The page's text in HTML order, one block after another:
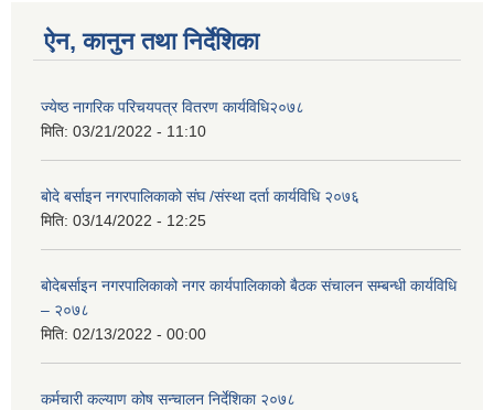
ऐन, कानुन तथा निर्देशिका
ज्येष्ठ नागरिक परिचयपत्र वितरण कार्यविधि२०७८
मिति: 03/21/2022 - 11:10
बोदे बर्साइन नगरपालिकाको संघ /संस्था दर्ता कार्यविधि २०७६
मिति: 03/14/2022 - 12:25
बोदेबर्साइन नगरपालिकाको नगर कार्यपालिकाको बैठक संचालन सम्बन्धी कार्यविधि
– २०७८
मिति: 02/13/2022 - 00:00
कर्मचारी कल्याण कोष सन्चालन निर्देशिका २०७८